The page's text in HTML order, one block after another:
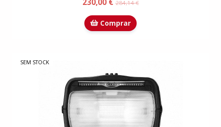
284,14 €
Comprar
SEM STOCK